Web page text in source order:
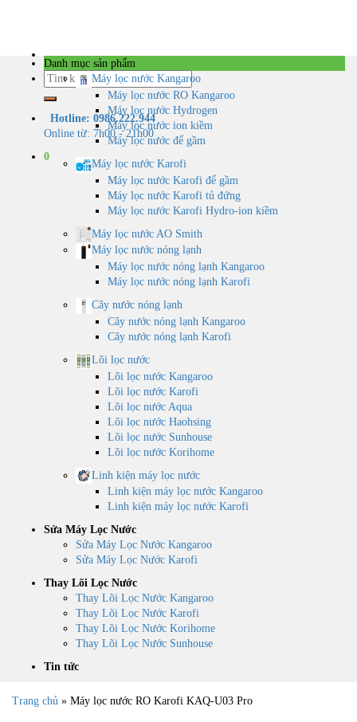
Tìm
Hotline: 0986.222.944
Online từ: 7h00 - 21h00
0
Danh mục sản phẩm
Máy lọc nước Kangaroo
Máy lọc nước RO Kangaroo
Máy lọc nước Hydrogen
Máy lọc nước ion kiềm
Máy lọc nước để gầm
Máy lọc nước Karofi
Máy lọc nước Karofi để gầm
Máy lọc nước Karofi tủ đứng
Máy lọc nước Karofi Hydro-ion kiềm
Máy lọc nước AO Smith
Máy lọc nước nóng lạnh
Máy lọc nước nóng lạnh Kangaroo
Máy lọc nước nóng lạnh Karofi
Cây nước nóng lạnh
Cây nước nóng lạnh Kangaroo
Cây nước nóng lạnh Karofi
Lõi lọc nước
Lõi lọc nước Kangaroo
Lõi lọc nước Karofi
Lõi lọc nước Aqua
Lõi lọc nước Haohsing
Lõi lọc nước Sunhouse
Lõi lọc nước Korihome
Linh kiện máy lọc nước
Linh kiện máy lọc nước Kangaroo
Linh kiện máy lọc nước Karofi
Sửa Máy Lọc Nước
Sửa Máy Lọc Nước Kangaroo
Sửa Máy Lọc Nước Karofi
Thay Lõi Lọc Nước
Thay Lõi Lọc Nước Kangaroo
Thay Lõi Lọc Nước Karofi
Thay Lõi Lọc Nước Korihome
Thay Lõi Lọc Nước Sunhouse
Tin tức
Trang chủ » Máy lọc nước RO Karofi KAQ-U03 Pro